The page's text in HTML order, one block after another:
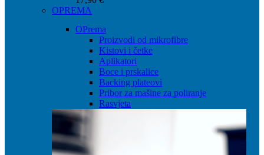
OPREMA
OPrema
Proizvodi od mikrofibre
Kistovi i četke
Aplikatori
Boce i prskalice
Backing plateovi
Pribor za mašine za poliranje
Rasvjeta